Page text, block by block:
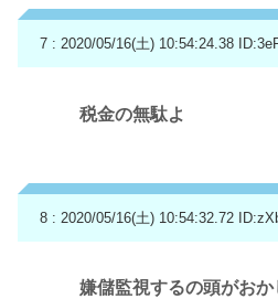
7 : 2020/05/16(土) 10:54:24.38
税金の無駄よ
8 : 2020/05/16(土) 10:54:32.72
嫌儲監視するの頭がおか